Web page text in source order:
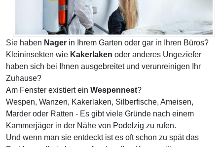
Sie haben Nager in Ihrem Garten oder gar in Ihren Büros?
Kleininsekten wie Kakerlaken oder anderes Ungeziefer
haben sich bei Ihnen ausgebreitet und verunreinigen Ihr
Zuhause?
Am Fenster existiert ein Wespennest?
Wespen, Wanzen, Kakerlaken, Silberfische, Ameisen,
Marder oder Ratten - Es gibt viele Gründe nach einem
Kammerjäger in der Nähe von Podelzig zu rufen.
Und wenn man sie entdeckt ist es oft schon zu spät das